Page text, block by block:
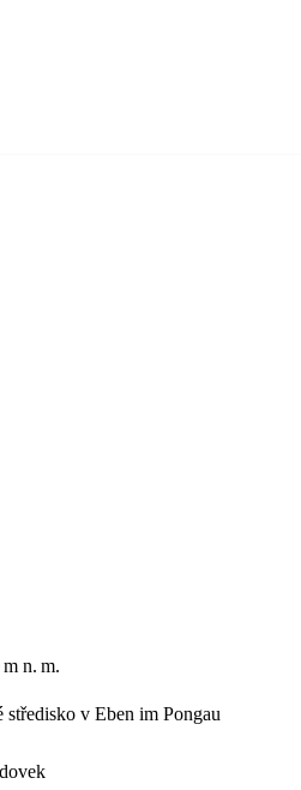
n. m.
středisko v Eben im Pongau